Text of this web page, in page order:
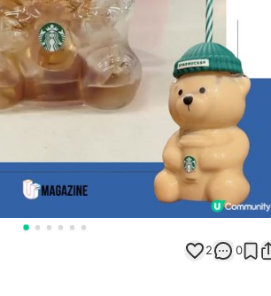
2 0